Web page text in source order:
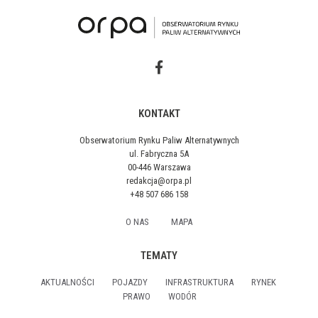
KONTAKT
Obserwatorium Rynku Paliw Alternatywnych
ul. Fabryczna 5A
00-446 Warszawa
redakcja@orpa.pl
+48 507 686 158
O NAS MAPA
TEMATY
AKTUALNOŚCI POJAZDY INFRASTRUKTURA
RYNEK
PRAWO
WODÓR